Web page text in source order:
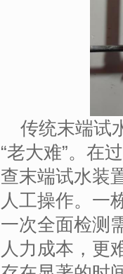
传统末端试
“老大难”。在
查末端试水装
人工操作。一
一次全面检测
人力成本，更